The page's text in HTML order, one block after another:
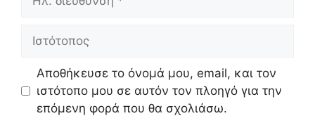
διεύθυνση
Αποθήκευσε το όνομά μου, email, και τον
ιστότοπο μου σε αυτόν τον πλοηγό για την
επόμενη φορά που θα σχολιάσω.